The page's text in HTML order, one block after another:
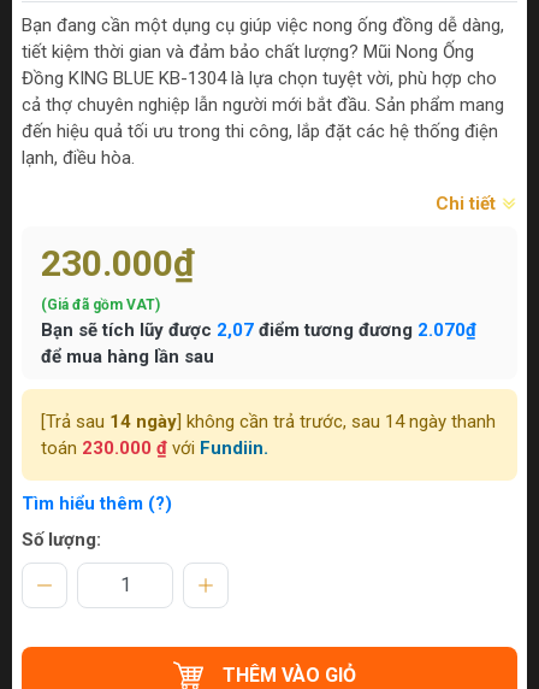
Bạn đang cần một dụng cụ giúp việc nong ống đồng dễ dàng,
tiết kiệm thời gian và đảm bảo chất lượng? Mũi Nong Ống
Đồng KING BLUE KB-1304 là lựa chọn tuyệt vời, phù hợp cho
cả thợ chuyên nghiệp lẫn người mới bắt đầu. Sản phẩm mang
đến hiệu quả tối ưu trong thi công, lắp đặt các hệ thống điện
lạnh, điều hòa.
Chi tiết
230.000₫
(Giá đã gồm VAT)
Bạn sẽ tích lũy được 2,07 điểm tương đương 2.070₫
để mua hàng lần sau
[Trả sau 14 ngày ] không cần trả trước, sau 14 ngày thanh
toán 230.000 ₫ với Fundiin.
Tìm hiểu thêm (?)
Số lượng:
THÊM VÀO GIỎ